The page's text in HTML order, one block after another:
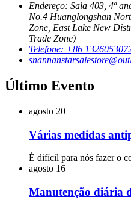
Endereço: Sala 403, 4º
No.4 Huanglongshan
Zone, East Lake New
Trade Zone)
Telefone: +86
Último Evento
agosto 20
Várias medidas
É difícil para nós fazer o
agosto 16
Manutenção diária